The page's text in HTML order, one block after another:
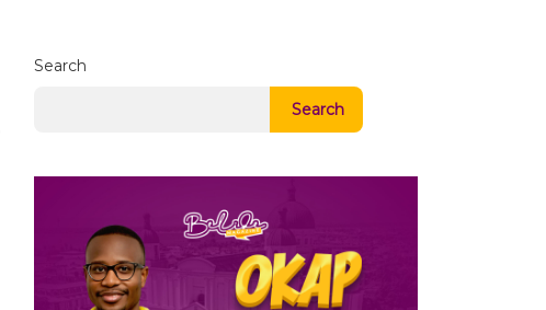
Search
Search